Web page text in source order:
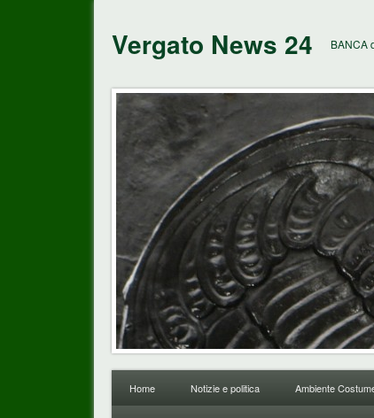
Vergato News 24 BANCA
Home Notizie e politica Ambiente